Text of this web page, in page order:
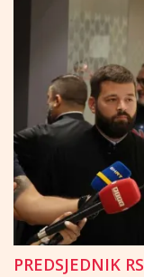
PREDSJEDNIK RS